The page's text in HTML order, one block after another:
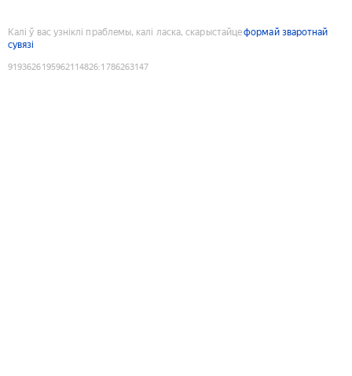
Калі ў вас узніклі праблемы, калі ласка, скарыстайцеформай зваротнай
сувязі
9193626195962114826:1786263147